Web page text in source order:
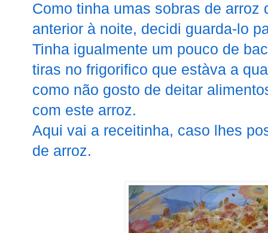
Como tinha umas sobras de arroz
anterior à noite, decidi guarda-lo
Tinha igualmente um pouco de
tiras no frigorifico que estàva a
como não gosto de deitar
com este arroz.
Aqui vai a receitinha, caso lhes
de arroz.